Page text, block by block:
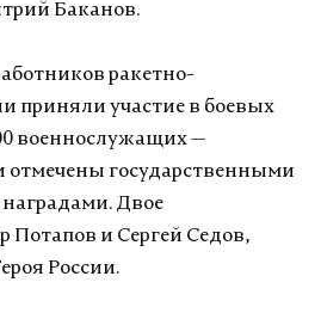
Баканов.
ракетно-
приняли участие в боевых
военнослужащих —
отмечены государственными
Двое
Потапов и Сергей Седов,
России.